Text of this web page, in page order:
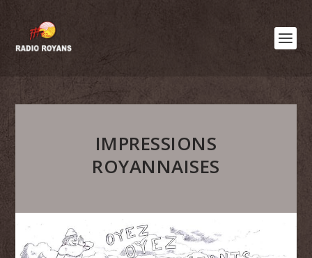
IMPRESSIONS
ROYANNAISES